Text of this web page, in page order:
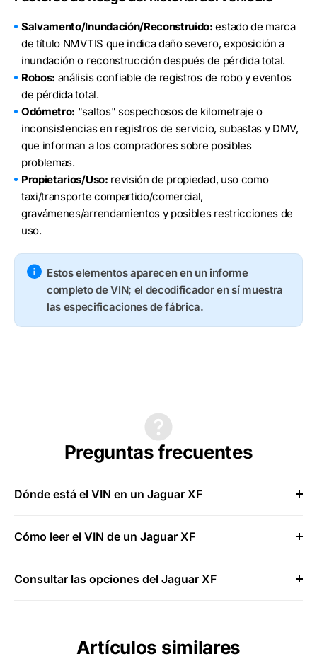
Salvamento/Inundación/Reconstruido: estado de marca
de título NMVTIS que indica daño severo, exposición a
inundación o reconstrucción después de pérdida total.
Robos: análisis confiable de registros de robo y eventos
de pérdida total.
Odómetro: "saltos" sospechosos de kilometraje o
inconsistencias en registros de servicio, subastas y DMV,
que informan a los compradores sobre posibles
problemas.
Propietarios/Uso: revisión de propiedad, uso como
taxi/transporte compartido/comercial,
gravámenes/arrendamientos y posibles restricciones de
uso.
Estos elementos aparecen en un informe
completo de VIN; el decodificador en sí muestra
las especificaciones de fábrica.
Preguntas frecuentes
Dónde está el VIN en un Jaguar XF
Cómo leer el VIN de un Jaguar XF
Consultar las opciones del Jaguar XF
Artículos similares